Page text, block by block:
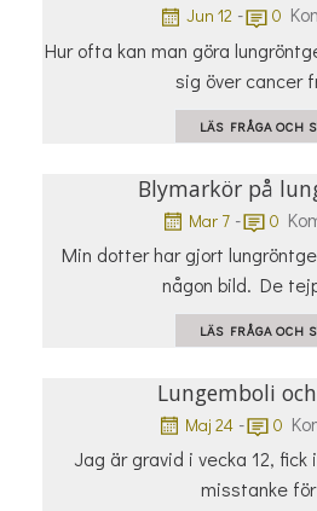
Jun 12 - 0
Hur ofta kan man göra
sig över cancer
LÄS FRÅGA OCH
Blymarkör på
Mar 7 - 0
Min dotter har gjort
någon bild. De
LÄS FRÅGA OCH
Lungemboli
Maj 24 - 0
Jag är gravid i vecka 12,
misstanke